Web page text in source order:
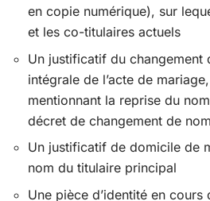
en copie numérique), sur
et les co-titulaires actuels
Un justificatif du changement
intégrale de l’acte de
mentionnant la reprise du
décret de changement de nom
Un justificatif de domicile de
nom du titulaire principal
Une pièce d’identité en